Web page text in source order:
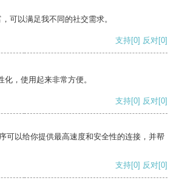
可以满足我不同的社交需求。
支持[0] 反对[0]
，使用起来非常方便。
支持[0] 反对[0]
可以给你提供最高速度和安全性的连接，并帮
支持[0] 反对[0]